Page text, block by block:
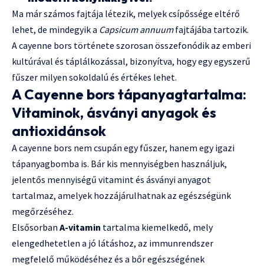
Ma már számos fajtája létezik, melyek csípőssége eltérő
lehet, de mindegyik a Capsicum annuumfajtájába tartozik.
A cayenne bors története szorosan összefonódik az emberi
kultúrával és táplálkozással, bizonyítva, hogy egy egyszerű
fűszer milyen sokoldalú és értékes lehet.
A Cayenne bors tápanyagtartalma:
Vitaminok, ásványi anyagok és
antioxidánsok
A cayenne bors nem csupán egy fűszer, hanem egy igazi
tápanyagbomba is. Bár kis mennyiségben használjuk,
jelentős mennyiségű vitamint és ásványi anyagot
tartalmaz, amelyek hozzájárulhatnak az egészségünk
megőrzéséhez.
Elsősorban A-vitamin tartalma kiemelkedő, mely
elengedhetetlen a jó látáshoz, az immunrendszer
megfelelő működéséhez és a bőr egészségének